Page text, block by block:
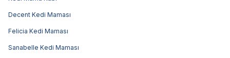
Decent Kedi Maması
Felicia Kedi Maması
Sanabelle Kedi Maması